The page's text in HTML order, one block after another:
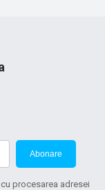
Abonare
procesarea adresei